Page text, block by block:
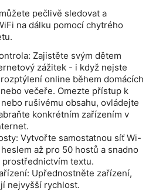
můžete pečlivě sledovat a
na dálku pomocí chytrého
Zajistěte svým dětem
zážitek - i když nejste
online během domácích
večeře. Omezte přístup k
rušivému obsahu, ovládejte
konkrétním zařízením v
Vytvořte samostatnou síť Wi-
až pro 50 hostů a snadno
textu.
Upřednostněte zařízení,
nejvyšší rychlost.